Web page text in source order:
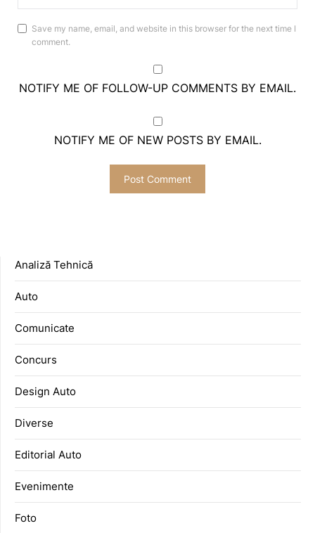
Save my name, email, and website in this browser for the next time I
comment.
NOTIFY ME OF FOLLOW-UP COMMENTS BY EMAIL.
NOTIFY ME OF NEW POSTS BY EMAIL.
Analiză Tehnică
Auto
Comunicate
Concurs
Design Auto
Diverse
Editorial Auto
Evenimente
Foto